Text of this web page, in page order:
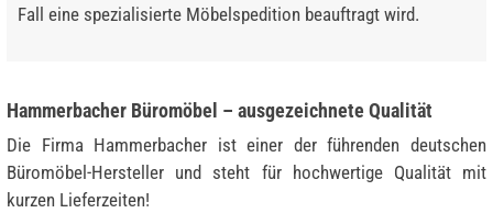
Fall eine spezialisierte Möbelspedition beauftragt wird.
Hammerbacher Büromöbel – ausgezeichnete Qualität
Die Firma Hammerbacher ist einer der führenden deutschen
Büromöbel-Hersteller und steht für hochwertige Qualität mit
kurzen Lieferzeiten!